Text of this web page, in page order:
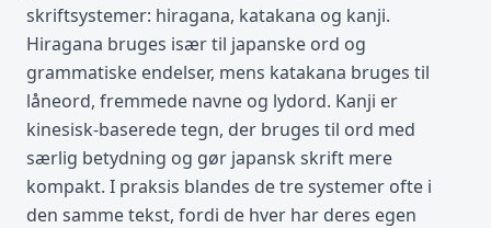
skriftsystemer: hiragana, katakana og kanji.
Hiragana bruges især til japanske ord og
grammatiske endelser, mens katakana bruges til
låneord, fremmede navne og lydord. Kanji er
kinesisk-baserede tegn, der bruges til ord med
særlig betydning og gør japansk skrift mere
kompakt. I praksis blandes de tre systemer ofte i
den samme tekst, fordi de hver har deres egen